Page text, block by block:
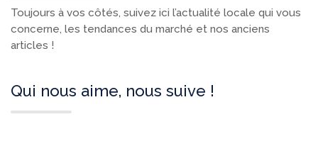
Toujours à vos côtés, suivez ici l’actualité locale qui vous
concerne, les tendances du marché et nos anciens
articles !
Qui nous aime, nous suive !